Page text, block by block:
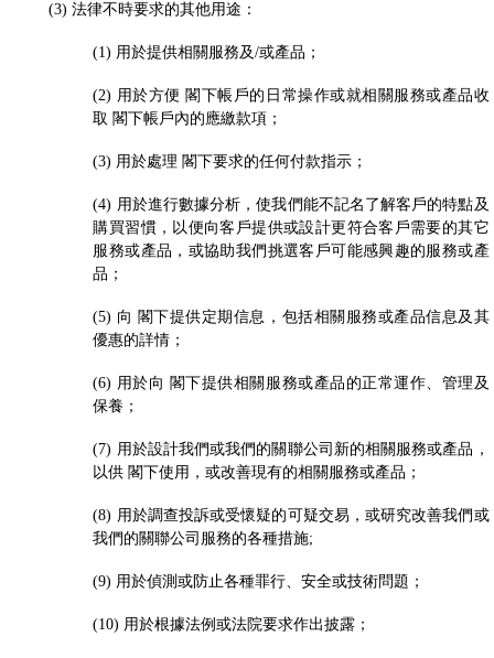
(3) 法律不時要求的其他用途：
(1) 用於提供相關服務及/或產品；
(2) 用於方便 閣下帳戶的日常操作或就相關服務或產品收
取 閣下帳戶內的應繳款項；
(3) 用於處理 閣下要求的任何付款指示；
(4) 用於進行數據分析，使我們能不記名了解客戶的特點及
購買習慣，以便向客戶提供或設計更符合客戶需要的其它
服務或產品，或協助我們挑選客戶可能感興趣的服務或產
品；
(5) 向 閣下提供定期信息，包括相關服務或產品信息及其
優惠的詳情；
(6) 用於向 閣下提供相關服務或產品的正常運作、管理及
保養；
(7) 用於設計我們或我們的關聯公司新的相關服務或產品，
以供 閣下使用，或改善現有的相關服務或產品；
(8) 用於調查投訴或受懷疑的可疑交易，或研究改善我們或
我們的關聯公司服務的各種措施;
(9) 用於偵測或防止各種罪行、安全或技術問題；
(10) 用於根據法例或法院要求作出披露；